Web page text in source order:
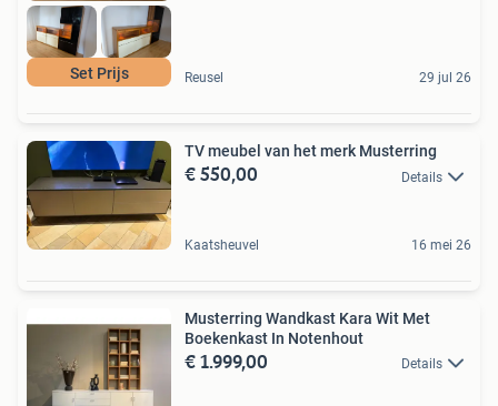
Set Prijs Reusel 29 jul 26
TV meubel van het merk Musterring
€ 550,00 Details
Kaatsheuvel 16 mei 26
Musterring Wandkast Kara Wit Met
Boekenkast In Notenhout
€ 1.999,00 Details